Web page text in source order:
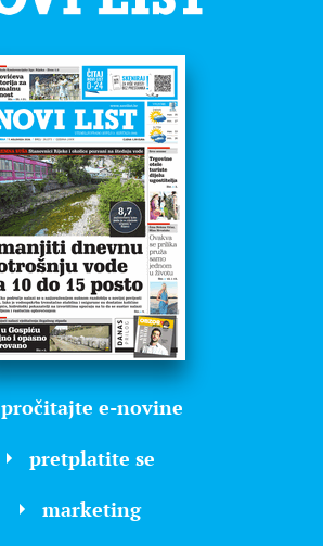
pročitajte e-novine
pretplatite se
marketing